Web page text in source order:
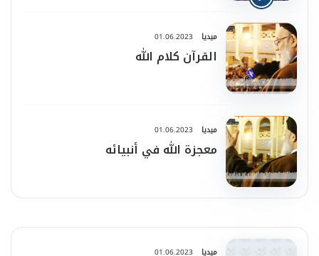
ميديا 01.06.2023
القرآن كلام الله
ميديا 01.06.2023
معجزة الله في أنبيائه
ميديا 01.06.2023